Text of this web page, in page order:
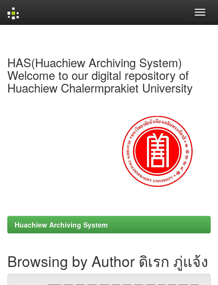
HAS(Huachiew Archiving System)
Welcome to our digital repository of
Huachiew Chalermprakiet University
Huachiew Archiving System
Browsing by Author ดิเรก ภู่แจ้ง